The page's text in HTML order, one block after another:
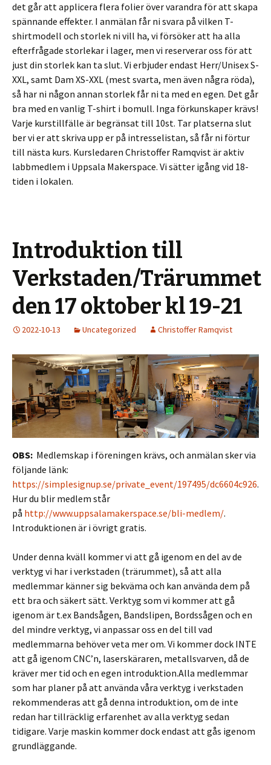
det går att applicera flera folier över varandra för att skapa
spännande effekter. I anmälan får ni svara på vilken T-
shirtmodell och storlek ni vill ha, vi försöker att ha alla
efterfrågade storlekar i lager, men vi reserverar oss för att
just din storlek kan ta slut. Vi erbjuder endast Herr/Unisex S-
XXL, samt Dam XS-XXL (mest svarta, men även några röda),
så har ni någon annan storlek får ni ta med en egen. Det går
bra med en vanlig T-shirt i bomull. Inga förkunskaper krävs!
Varje kurstillfälle är begränsat till 10st. Tar platserna slut
ber vi er att skriva upp er på intresselistan, så får ni förtur
till nästa kurs. Kursledaren Christoffer Ramqvist är aktiv
labbmedlem i Uppsala Makerspace. Vi sätter igång vid 18-
tiden i lokalen.
Introduktion till
Verkstaden/Trärummet
den 17 oktober kl 19-21
2022-10-13 Uncategorized Christoffer Ramqvist
OBS: Medlemskap i föreningen krävs, och anmälan sker via
följande länk:
https://simplesignup.se/private_event/197495/dc6604c926.
Hur du blir medlem står
på http://www.uppsalamakerspace.se/bli-medlem/.
Introduktionen är i övrigt gratis.
Under denna kväll kommer vi att gå igenom en del av de
verktyg vi har i verkstaden (trärummet), så att alla
medlemmar känner sig bekväma och kan använda dem på
ett bra och säkert sätt. Verktyg som vi kommer att gå
igenom är t.ex Bandsågen, Bandslipen, Bordssågen och en
del mindre verktyg, vi anpassar oss en del till vad
medlemmarna behöver veta mer om. Vi kommer dock INTE
att gå igenom CNC’n, laserskäraren, metallsvarven, då de
kräver mer tid och en egen introduktion.Alla medlemmar
som har planer på att använda våra verktyg i verkstaden
rekommenderas att gå denna introduktion, om de inte
redan har tillräcklig erfarenhet av alla verktyg sedan
tidigare. Varje maskin kommer dock endast att gås igenom
grundläggande.